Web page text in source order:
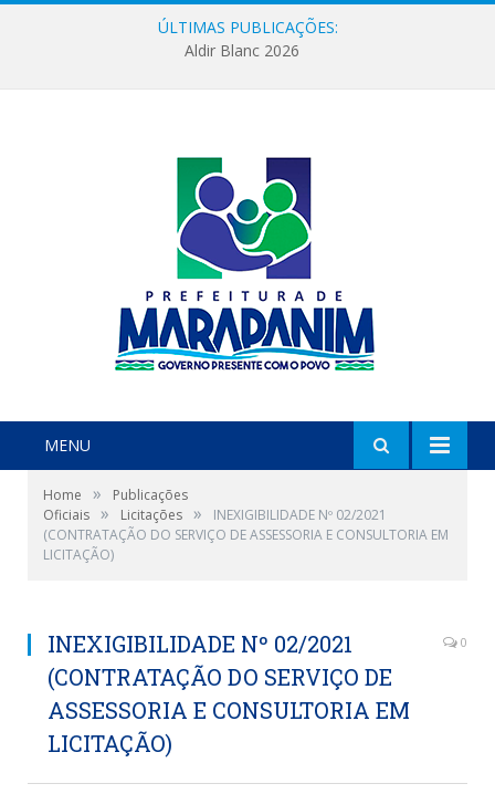
ÚLTIMAS PUBLICAÇÕES:
Aldir Blanc 2026
MENU
Home »
Publicações
Oficiais » Licitações »
INEXIGIBILIDADE Nº 02/2021
(CONTRATAÇÃO DO SERVIÇO DE ASSESSORIA E CONSULTORIA EM
LICITAÇÃO)
INEXIGIBILIDADE Nº 02/2021
(CONTRATAÇÃO DO SERVIÇO DE
ASSESSORIA E CONSULTORIA EM
LICITAÇÃO)
0